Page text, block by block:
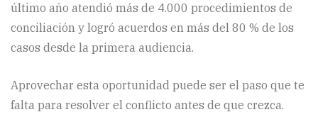
último año atendió más de 4.000 procedimientos de
conciliación y logró acuerdos en más del 80 % de los
casos desde la primera audiencia.
Aprovechar esta oportunidad puede ser el paso que te
falta para resolver el conflicto antes de que crezca.